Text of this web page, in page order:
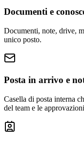
Documenti e
Documenti, note, drive,
unico posto.
Posta in arrivo e
Casella di posta interna
del team e le